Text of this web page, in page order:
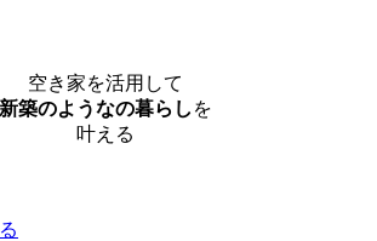
空き家を活用して
新築のようなの暮らし を
叶える